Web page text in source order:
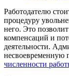
Работодателю
процедуру
него. Это
компенсаций и
деятельности.
несвоевременную
численности